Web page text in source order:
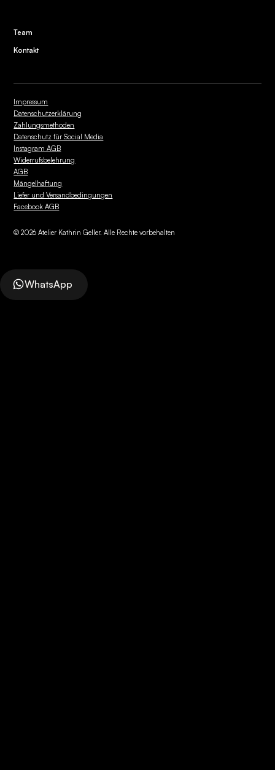
Team
Kontakt
Impressum
Datenschutzerklärung
Zahlungsmethoden
Datenschutz für Social Media
Instagram AGB
Widerrufsbelehrung
AGB
Mängelhaftung
Liefer und Versandbedingungen
Facebook AGB
©2026 Atelier Kathrin Geller. Alle Rechte vorbehalten
WhatsApp